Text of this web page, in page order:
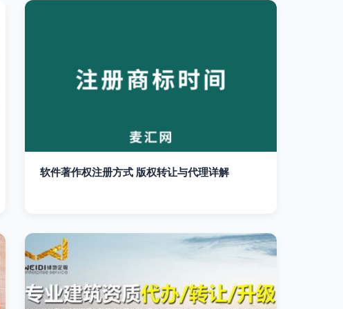
软件著作权注册方式 版权转让与代理详解